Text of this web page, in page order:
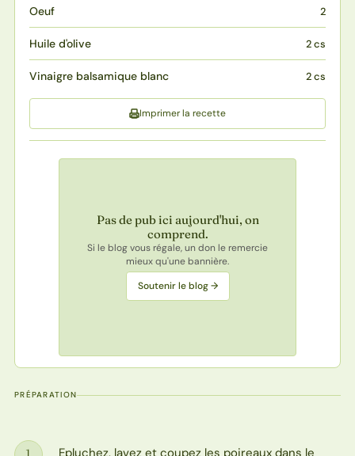
Oeuf 2
Huile d'olive 2 cs
Vinaigre balsamique blanc 2 cs
Imprimer la recette
Pas de pub ici aujourd'hui, on
comprend.
Si le blog vous régale, un don le remercie
mieux qu'une bannière.
Soutenir le blog →
PRÉPARATION
Epluchez, lavez et coupez les poireaux dans le